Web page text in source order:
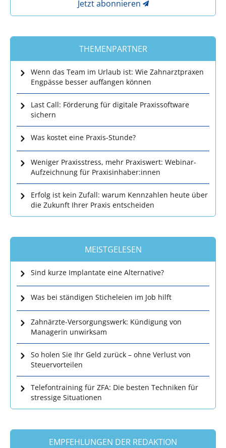
Jetzt abonnieren
THEMENPARTNER
Wenn das Team im Urlaub ist: Wie Zahnarztpraxen
Engpässe besser auffangen können
Last Call: Förderung für digitale Praxissoftware
sichern
Was kostet eine Praxis-Stunde?
Weniger Praxisstress, mehr Praxiswert: Webinar-
Aufzeichnung für Praxisinhaber:innen
Erfolg ist kein Zufall: warum Kennzahlen heute über
die Zukunft Ihrer Praxis entscheiden
MEISTGELESEN
Sind kurze Implantate eine Alternative?
Was bei ständigen Sticheleien im Job hilft
Zahnärzte-Versorgungswerk: Kündigung von
Managerin unwirksam
So holen Sie Ihr Geld zurück – ohne Verlust von
Steuervorteilen
Telefontraining für ZFA: Die besten Techniken für
stressige Situationen
EMPFEHLUNGEN DER REDAKTION